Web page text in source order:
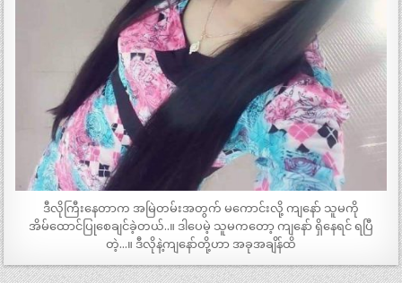
ဒီလိုကြီးနေတာက အမြဲတမ်းအတွက် မကောင်းလို့ ကျနော် သူမကို
အိမ်ထောင်ပြုစေချင်ခဲ့တယ်..။ ဒါပေမဲ့ သူမကတော့ ကျနော် ရှိနေရင် ရပြီ
တဲ့…။ ဒီလိုနဲ့ကျနော်တို့ဟာ အခုအချိန်ထိ